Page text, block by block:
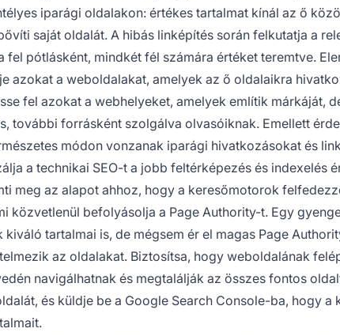
iparági oldalakon: értékes tartalmat kínál az ő
saját oldalát. A hibás linképítés során felkutatja a
fel pótlásként, mindkét fél számára értéket teremtve.
azokat a weboldalakat, amelyek az ő oldalaikra
fel azokat a webhelyeket, amelyek említik márkáját,
további forrásként szolgálva olvasóiknak. Emellett
módon vonzanak iparági hivatkozásokat és
a technikai SEO-t a jobb feltérképezés és indexelés
meg az alapot ahhoz, hogy a keresőmotorok
közvetlenül befolyásolja a Page Authority-t. Egy
tartalmai is, de mégsem ér el magas Page
az oldalakat. Biztosítsa, hogy weboldalának
navigálhatnak és megtalálják az összes fontos
és küldje be a Google Search Console-ba, hogy